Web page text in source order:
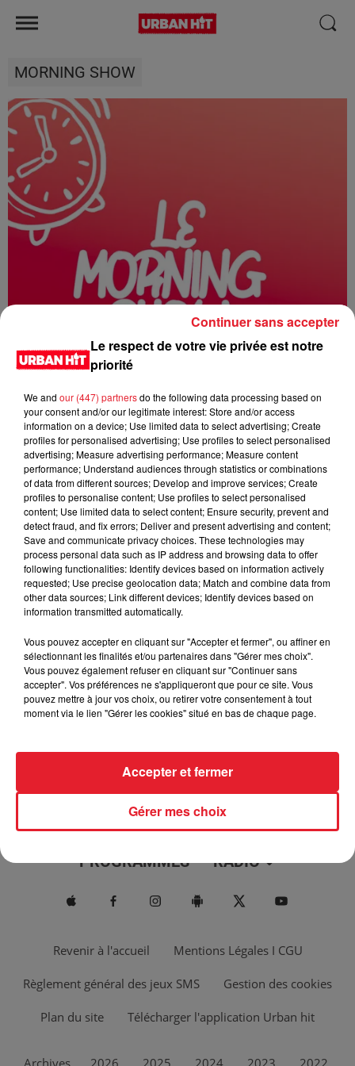
MORNING SHOW
0:00 3 min 12 sec
8 février 2024 - 3 min 12 sec
ACTUS MUSIQUES
PROGRAMMES RADIO
Revenir à l'accueil Mentions Légales I CGU
Règlement général des jeux SMS Gestion des cookies
Plan du site Télécharger l'application Urban hit
Archives 2026 2025 2024 2023 2022
Le respect de votre vie privée est notre
priorité
We and our (447) partnersdo the following data processing based on
your consent and/or our legitimate interest: Store and/or access
information on a device; Use limited data to select advertising; Create
profiles for personalised advertising; Use profiles to select personalised
advertising; Measure advertising performance; Measure content
performance; Understand audiences through statistics or combinations
of data from different sources; Develop and improve services; Create
profiles to personalise content; Use profiles to select personalised
content; Use limited data to select content; Ensure security, prevent and
detect fraud, and fix errors; Deliver and present advertising and content;
Save and communicate privacy choices. These technologies may
process personal data such as IP address and browsing data to offer
following functionalities: Identify devices based on information actively
requested; Use precise geolocation data; Match and combine data from
other data sources; Link different devices; Identify devices based on
information transmitted automatically.
Vous pouvez accepter en cliquant sur "Accepter et fermer", ou affiner en
sélectionnant les finalités et/ou partenaires dans "Gérer mes choix".
Vous pouvez également refuser en cliquant sur "Continuer sans
accepter". Vos préférences ne s'appliqueront que pour ce site. Vous
pouvez mettre à jour vos choix, ou retirer votre consentement à tout
moment via le lien "Gérer les cookies" situé en bas de chaque page.
Gérer mes choix
Accepter et fermer
Continuer sans accepter